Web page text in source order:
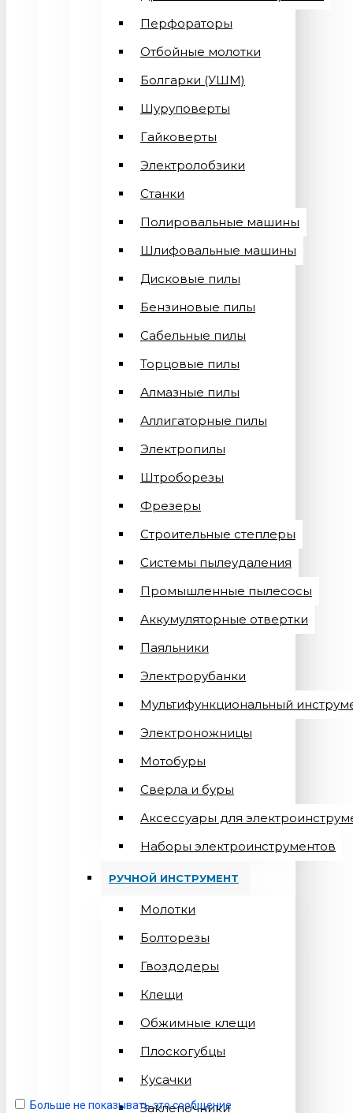
Перфораторы
Отбойные молотки
Болгарки (УШМ)
Шуруповерты
Гайковерты
Электролобзики
Станки
Полировальные машины
Шлифовальные машины
Дисковые пилы
Бензиновые пилы
Сабельные пилы
Торцовые пилы
Алмазные пилы
Аллигаторные пилы
Электропилы
Штроборезы
Фрезеры
Строительные степлеры
Системы пылеудаления
Промышленные пылесосы
Аккумуляторные отвертки
Паяльники
Электрорубанки
Мультифункциональный
Электроножницы
Мотобуры
Сверла и буры
Аксессуары для
Наборы электроинструментов
РУЧНОЙ ИНСТРУМЕНТ
Молотки
Болторезы
Гвоздодеры
Клещи
Обжимные клещи
Плоскогубцы
Кусачки
Заклепочники
Больше не показывать это сообщение